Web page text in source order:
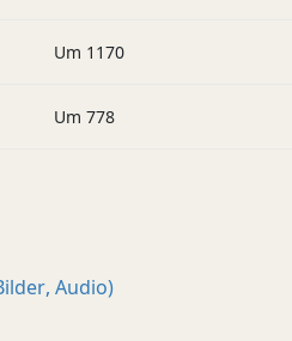
Um 1170
Um 778
Audio)